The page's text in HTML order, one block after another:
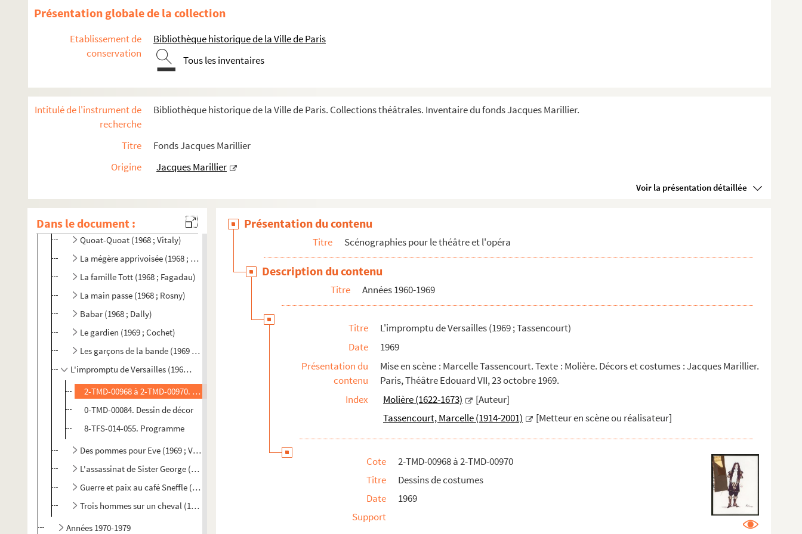
Présentation globale de la collection
Etablissement de
conservation
Bibliothèque historique de la Ville de Paris
Tous les inventaires
Intitulé de l'instrument de
recherche
Bibliothèque historique de la Ville de Paris. Collections théâtrales. Inventaire du fonds Jacques Marillier.
Titre
Fonds Jacques Marillier
Origine
Jacques Marillier
Voir la présentation détaillée
Dans le document :
Le jeu de l'amour et du hasard (1966 ; Cochet)
Rencontres du Palais-Royal (1966-1967)
A la nuit, la nuit (1967 ; Cochet)
Rupture (1967 ; Cochet)
Quarante carats (1967 ; Charon)
Boudu sauvé des eaux (1967 ; Cochet)
Le plaisir de rompre (1967 ; Cochet)
Les fausses confidences (1967 ; Cochet)
L'obsédé (1967 ; Rouzière)
Des petits bonshommes dans du papier journal (1967 ; Jenny)
Quoat-Quoat (1968 ; Vitaly)
La mégère apprivoisée (1968 ; Noël)
La famille Tott (1968 ; Fagadau)
La main passe (1968 ; Rosny)
Babar (1968 ; Dally)
Le gardien (1969 ; Cochet)
Les garçons de la bande (1969 ; Cochet)
L'impromptu de Versailles (1969 ; Tassencourt)
2-TMD-00968 à 2-TMD-00970. Dessins de costumes
0-TMD-00084. Dessin de décor
8-TFS-014-055. Programme
Des pommes pour Eve (1969 ; Vitaly)
L'assassinat de Sister George (1969 ; Voutsinas)
Guerre et paix au café Sneffle (1969 ; Vitaly)
Trois hommes sur un cheval (1969 ; Mondy)
Années 1970-1979
Présentation du contenu
Titre Scénographies pour le théâtre et l'opéra
Description du contenu
Titre Années 1960-1969
Titre
L'impromptu de Versailles (1969 ; Tassencourt)
Date
1969
Présentation du
contenu
Mise en scène : Marcelle Tassencourt. Texte : Molière. Décors et costumes : Jacques Marillier.
Paris, Théâtre Edouard VII, 23 octobre 1969.
Index
Molière (1622-1673)
[Auteur]
Tassencourt, Marcelle (1914-2001)
[Metteur en scène ou réalisateur]
Cote
2-TMD-00968 à 2-TMD-00970
Titre
Dessins de costumes
Date
1969
Support